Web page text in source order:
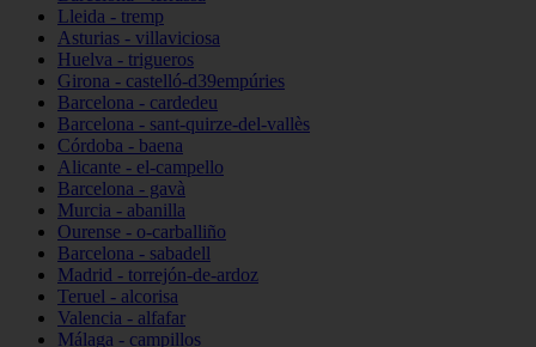
Lleida - tremp
Asturias - villaviciosa
Huelva - trigueros
Girona - castelló-d39empúries
Barcelona - cardedeu
Barcelona - sant-quirze-del-vallès
Córdoba - baena
Alicante - el-campello
Barcelona - gavà
Murcia - abanilla
Ourense - o-carballiño
Barcelona - sabadell
Madrid - torrejón-de-ardoz
Teruel - alcorisa
Valencia - alfafar
Málaga - campillos